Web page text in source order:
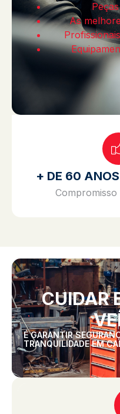
As
+ DE 60
CUIDAR
É GARANTIR
TRANQUILIDADE EM